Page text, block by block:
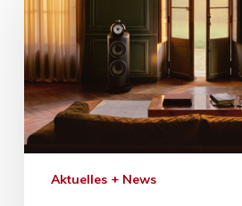
Aktuelles + News